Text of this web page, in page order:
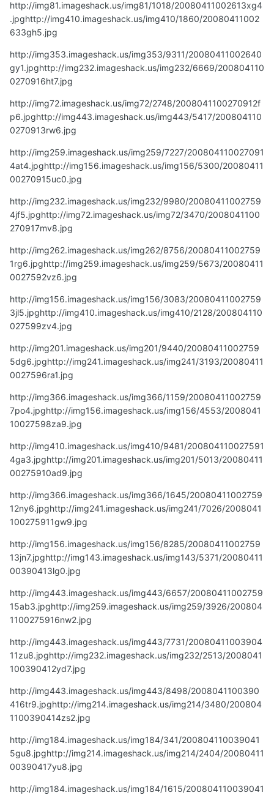
http://img81.imageshack.us/img81/1018/20080411002613xg4
.jpghttp://img410.imageshack.us/img410/1860/20080411002
633gh5.jpg
http://img353.imageshack.us/img353/9311/20080411002640
gy1.jpghttp://img232.imageshack.us/img232/6669/200804110
0270916ht7.jpg
http://img72.imageshack.us/img72/2748/2008041100270912f
p6.jpghttp://img443.imageshack.us/img443/5417/200804110
0270913rw6.jpg
http://img259.imageshack.us/img259/7227/200804110027091
4at4.jpghttp://img156.imageshack.us/img156/5300/20080411
00270915uc0.jpg
http://img232.imageshack.us/img232/9980/20080411002759
4jf5.jpghttp://img72.imageshack.us/img72/3470/2008041100
270917mv8.jpg
http://img262.imageshack.us/img262/8756/20080411002759
1rg6.jpghttp://img259.imageshack.us/img259/5673/20080411
0027592vz6.jpg
http://img156.imageshack.us/img156/3083/20080411002759
3jl5.jpghttp://img410.imageshack.us/img410/2128/200804110
027599zv4.jpg
http://img201.imageshack.us/img201/9440/20080411002759
5dg6.jpghttp://img241.imageshack.us/img241/3193/20080411
0027596ra1.jpg
http://img366.imageshack.us/img366/1159/20080411002759
7po4.jpghttp://img156.imageshack.us/img156/4553/2008041
10027598za9.jpg
http://img410.imageshack.us/img410/9481/200804110027591
4ga3.jpghttp://img201.imageshack.us/img201/5013/20080411
00275910ad9.jpg
http://img366.imageshack.us/img366/1645/20080411002759
12ny6.jpghttp://img241.imageshack.us/img241/7026/2008041
100275911gw9.jpg
http://img156.imageshack.us/img156/8285/20080411002759
13jn7.jpghttp://img143.imageshack.us/img143/5371/20080411
00390413lg0.jpg
http://img443.imageshack.us/img443/6657/20080411002759
15ab3.jpghttp://img259.imageshack.us/img259/3926/200804
1100275916nw2.jpg
http://img443.imageshack.us/img443/7731/20080411003904
11zu8.jpghttp://img232.imageshack.us/img232/2513/2008041
100390412yd7.jpg
http://img443.imageshack.us/img443/8498/2008041100390
416tr9.jpghttp://img214.imageshack.us/img214/3480/200804
1100390414zs2.jpg
http://img184.imageshack.us/img184/341/200804110039041
5gu8.jpghttp://img214.imageshack.us/img214/2404/20080411
00390417yu8.jpg
http://img184.imageshack.us/img184/1615/200804110039041